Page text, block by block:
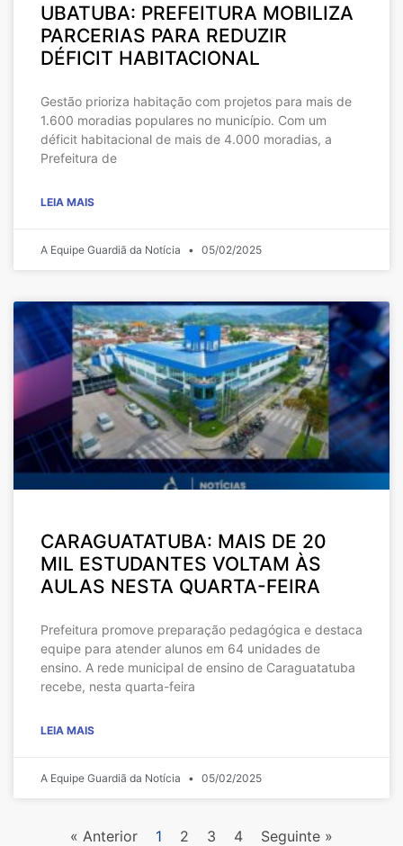
UBATUBA: PREFEITURA MOBILIZA
PARCERIAS PARA REDUZIR
DÉFICIT HABITACIONAL
Gestão prioriza habitação com projetos para mais de
1.600 moradias populares no município. Com um
déficit habitacional de mais de 4.000 moradias, a
Prefeitura de
LEIA MAIS
A Equipe Guardiã da Notícia 05/02/2025
CARAGUATATUBA: MAIS DE 20
MIL ESTUDANTES VOLTAM ÀS
AULAS NESTA QUARTA-FEIRA
Prefeitura promove preparação pedagógica e destaca
equipe para atender alunos em 64 unidades de
ensino. A rede municipal de ensino de Caraguatatuba
recebe, nesta quarta-feira
LEIA MAIS
A Equipe Guardiã da Notícia 05/02/2025
« Anterior 1 2 3 4 Seguinte »